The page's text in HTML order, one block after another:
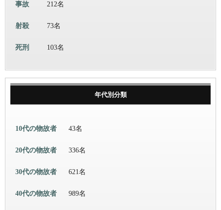
事故 212名
射殺 73名
死刑 103名
年代別分類
10代の物故者 43名
20代の物故者 336名
30代の物故者 621名
40代の物故者 989名